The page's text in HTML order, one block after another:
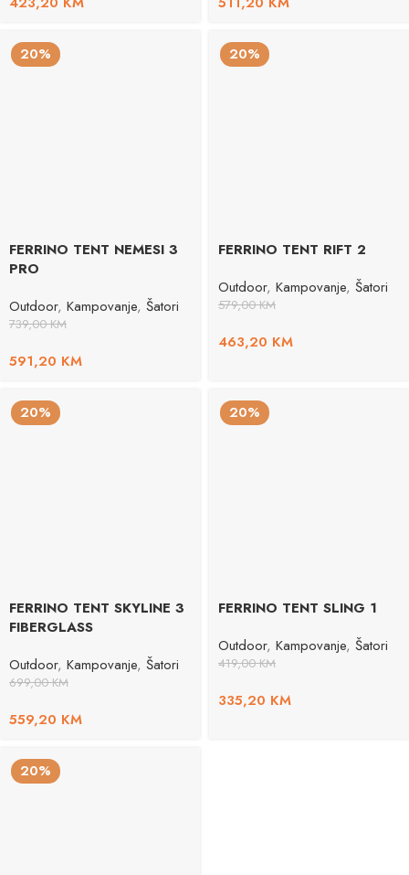
20%
FERRINO TENT NEMESI 3
PRO
Outdoor, Kampovanje, Šatori
739,00KM
591,20 KM
20%
FERRINO TENT RIFT 2
Outdoor, Kampovanje, Šatori
579,00KM
463,20 KM
20%
FERRINO TENT SKYLINE 3
FIBERGLASS
Outdoor, Kampovanje, Šatori
699,00KM
559,20 KM
20%
FERRINO TENT SLING 1
Outdoor, Kampovanje, Šatori
419,00KM
335,20 KM
20%